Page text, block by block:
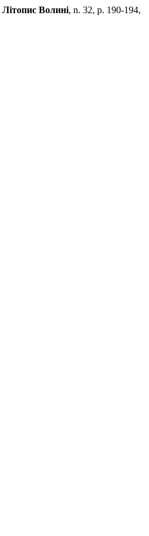
Літопис Волині, n. 32, p. 190-194,